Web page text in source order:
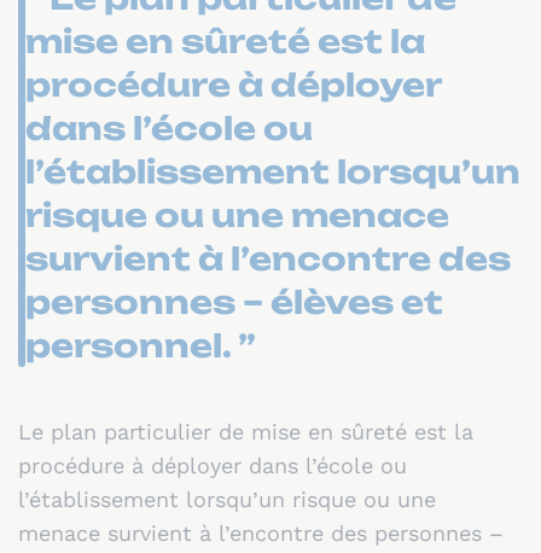
mise en sûreté est la
procédure à déployer
dans l’école ou
l’établissement lorsqu’un
risque ou une menace
survient à l’encontre des
personnes – élèves et
personnel. ”
Le plan particulier de mise en sûreté est la
procédure à déployer dans l’école ou
l’établissement lorsqu’un risque ou une
menace survient à l’encontre des personnes –